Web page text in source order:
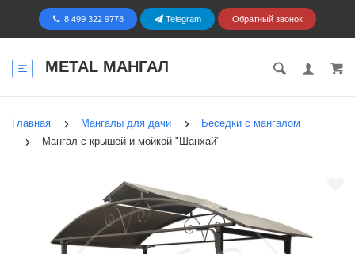
8 499 322 9778 Telegram Обратный звонок
METAL МАНГАЛ
Главная Мангалы для дачи
Беседки с мангалом
Мангал с крышей и мойкой "Шанхай"